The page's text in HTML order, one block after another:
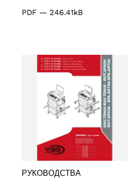
PDF — 246.41kB
РУКОВОДСТВА